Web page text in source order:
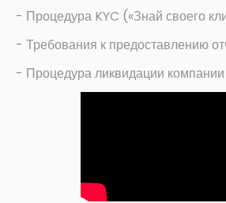
- Процедура KYC («Знай своего
- Требования к предоставлению
- Процедура ликвидации